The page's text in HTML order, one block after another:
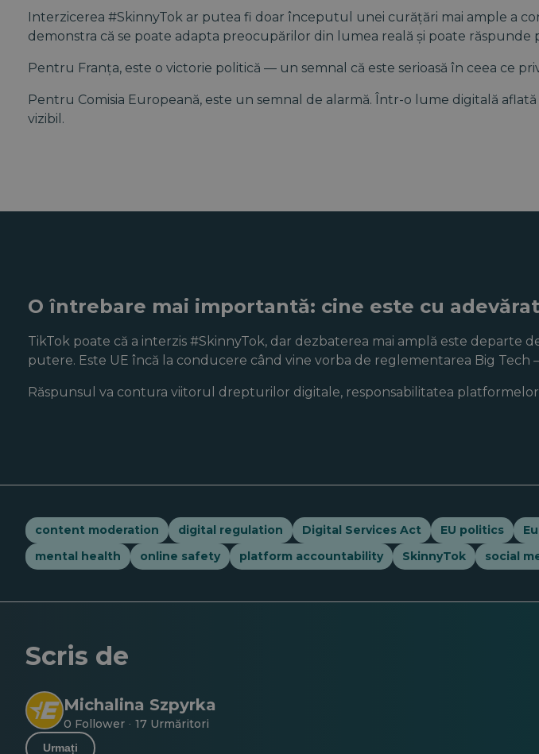
Interzicerea #SkinnyTok ar putea fi doar începutul unei curățări mai ample a
demonstra că se poate adapta preocupărilor din lumea reală și poate
Pentru Franța, este o victorie politică — un semnal că este serioasă în ceea ce
Pentru Comisia Europeană, este un semnal de alarmă. Într-o lume digitală
vizibil.
O întrebare mai importantă: cine este cu
TikTok poate că a interzis #SkinnyTok, dar dezbaterea mai amplă este departe
putere. Este UE încă la conducere când vine vorba de reglementarea Big
Răspunsul va contura viitorul drepturilor digitale, responsabilitatea
content moderation digital regulation Digital Services Act EU politics
mental health
online safety platform accountability SkinnyTok social
Scris de
Michalina Szpyrka
0 Follower · 17 Urmăritori
Urmați